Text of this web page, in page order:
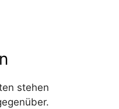
stehen